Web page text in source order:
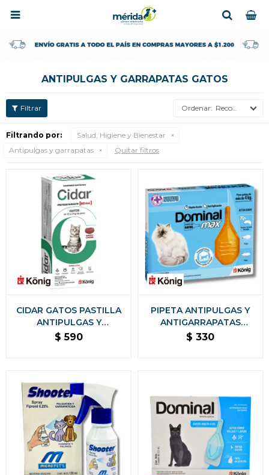

ANTIPULGAS Y GARRAPATAS GATOS
Recomendados
Filtrando por:
Salud, Higiene y Bienestar
Antipulgas y garrapatas
Quitar filtros
CIDAR GATOS PASTILLA
ANTIPULGAS Y
ANTIGARRAPATAS KONIG
$ 590
PIPETA ANTIPULGAS Y
ANTIGARRAPATAS
DOMINAL MAX GATOS +
$ 330